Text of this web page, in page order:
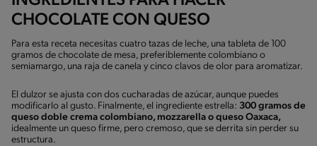
CHOCOLATE CON QUESO
Para esta receta necesitas cuatro tazas de leche, una tableta de 100
gramos de chocolate de mesa, preferiblemente colombiano o
semiamargo, una raja de canela y cinco clavos de olor para aromatizar.
El dulzor se ajusta con dos cucharadas de azúcar, aunque puedes
modificarlo al gusto. Finalmente, el ingrediente estrella: 300 gramos de
queso doble crema colombiano, mozzarella o queso Oaxaca,
idealmente un queso firme, pero cremoso, que se derrita sin perder su
estructura.